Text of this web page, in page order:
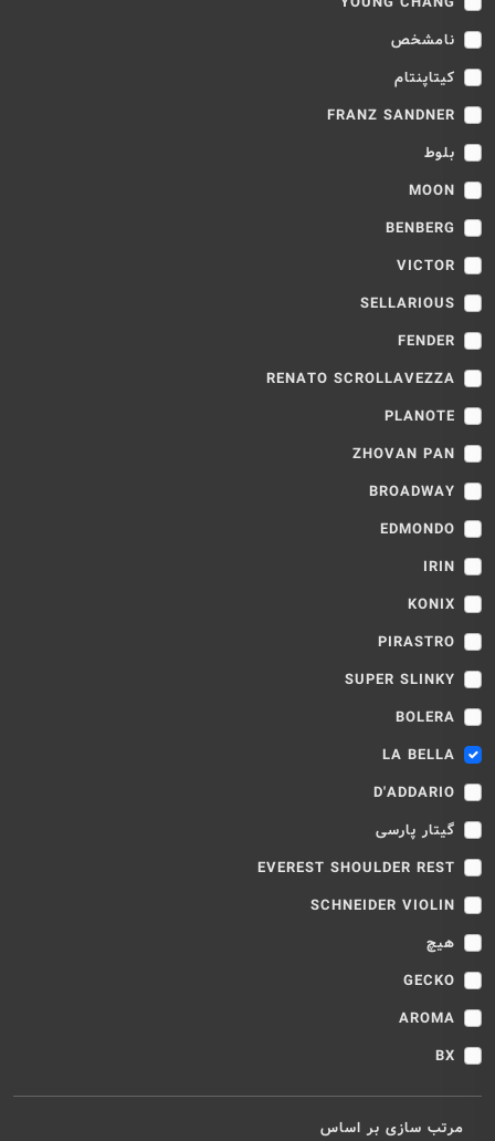
نامشخص
کیتاپنتام
FRANZ SANDNER
بلوط
MOON
BENBERG
VICTOR
SELLARIOUS
FENDER
RENATO SCROLLAVEZZA
PLANOTE
ZHOVAN PAN
BROADWAY
EDMONDO
IRIN
KONIX
PIRASTRO
SUPER SLINKY
BOLERA
LA BELLA
D'ADDARIO
گیتار پارسی
EVEREST SHOULDER REST
SCHNEIDER VIOLIN
هیچ
GECKO
AROMA
BX
مرتب سازی بر اساس